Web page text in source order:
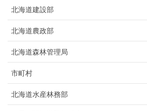
北海道建設部
北海道農政部
北海道森林管理局
市町村
北海道水産林務部